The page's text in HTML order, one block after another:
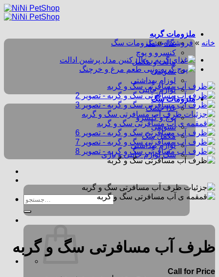
ملزومات گربه
غذا خشک
کنسرو و پوچ
مالت و مکمل
تشویقی
لوزام بهداشتی
لوازم جانبی
ملزومات سگ
غذا خشک
پوچ و کنسرو
تشویقی
مکمل سگ
لوازم بهداشتی
سگ لوازم جانبی و بازی
جستجو
خانه » فروشگاه » ملزومات سگ
ظرف آب مسافرتی سگ و گربه
Call for Price